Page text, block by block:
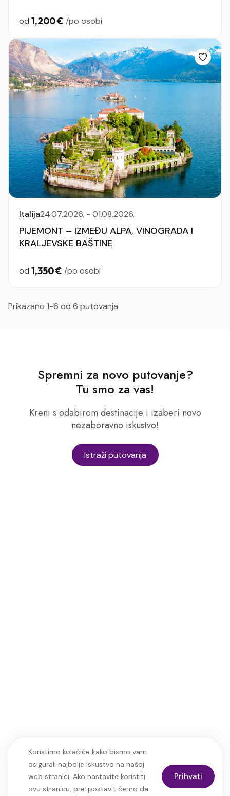
od 1,200 € /po osobi
Italija24.07.2026. - 01.08.2026.
PIJEMONT – IZMEĐU ALPA, VINOGRADA I
KRALJEVSKE BAŠTINE
od 1,350 € /po osobi
Prikazano 1-6 od 6 putovanja
Spremni za novo putovanje?
Tu smo za vas!
Kreni s odabirom destinacije i izaberi novo
nezaboravno iskustvo!
Istraži putovanja
+385 91
487 2244
ADRIJANA | Sva prava
pridržana. | Web:
dev
Koristimo kolačiće kako bismo vam
osigurali najbolje iskustvo na našoj
web stranici. Ako nastavite koristiti
ovu stranicu, pretpostavit ćemo da
Prihvati